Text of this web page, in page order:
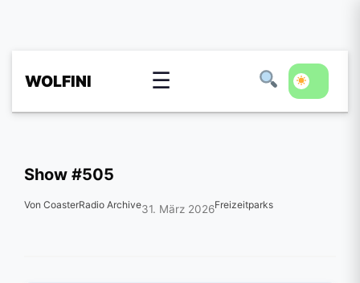
WOLFINI ☰
Show #505
Von CoasterRadio Archive31. März 2026Freizeitparks